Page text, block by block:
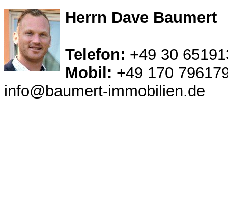
Herrn Dave Baumert
Telefon: +49 30
Mobil: +49 170
info@baumert-immobilien.de